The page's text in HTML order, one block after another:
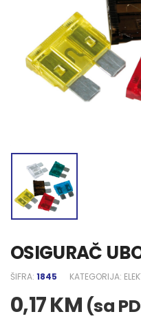
OSIGURAČ
ŠIFRA: 1845 KATEGORIJA:
0,17KM (sa